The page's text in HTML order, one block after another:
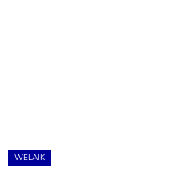
WELAIK